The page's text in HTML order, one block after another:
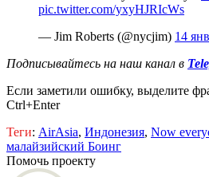
pic.twitter.com/yxyHJRIcWs
— Jim Roberts (@nycjim) 14
Подписывайтесь на наш канал в
Если заметили ошибку, выделите
Ctrl+Enter
Теги: AirAsia, Индонезия, Now
малайзийский Боинг
Помочь проекту